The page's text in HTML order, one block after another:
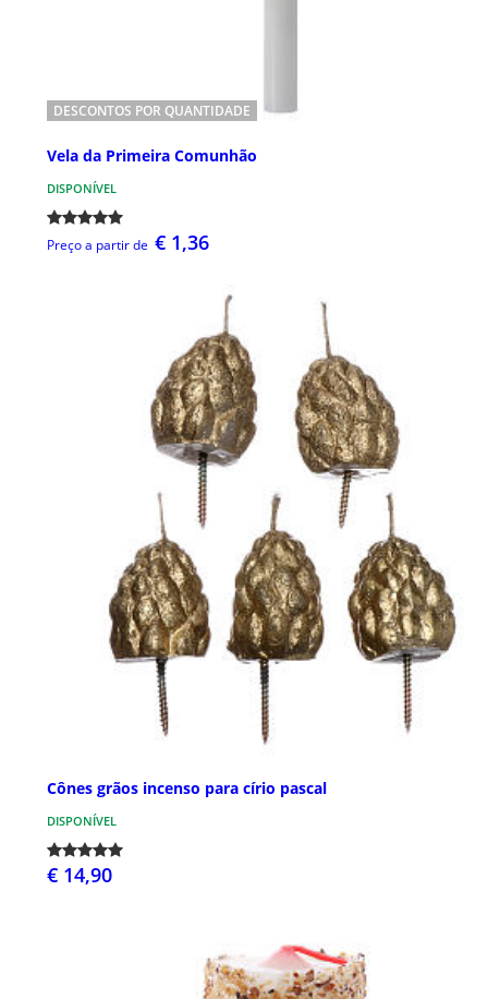
DESCONTOS POR QUANTIDADE
Vela da Primeira Comunhão
DISPONÍVEL
Preço a partir de € 1,36
Cônes grãos incenso para círio pascal
DISPONÍVEL
€ 14,90